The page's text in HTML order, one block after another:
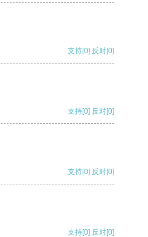
支持[0] 反对[0]
支持[0] 反对[0]
支持[0] 反对[0]
支持[0] 反对[0]